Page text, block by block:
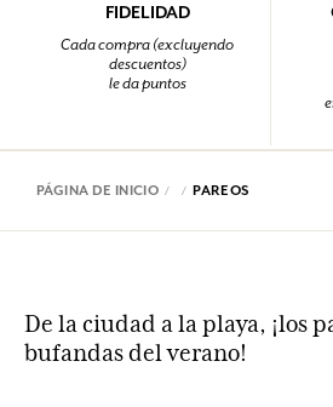
FIDELIDAD
Cada compra (excluyendo
descuentos)
le da puntos
PÁGINA DE INICIO PAREOS
De la ciudad a la playa, ¡los
bufandas del verano!